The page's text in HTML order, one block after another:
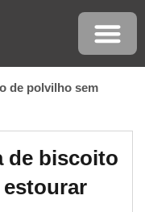
de polvilho sem
de biscoito